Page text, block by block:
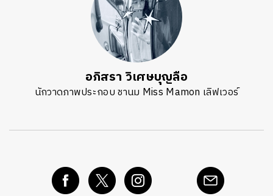
อภิสรา วิเศษบุญลือ
นักวาดภาพประกอบ ชานม Miss Mamon เลิฟเวอร์